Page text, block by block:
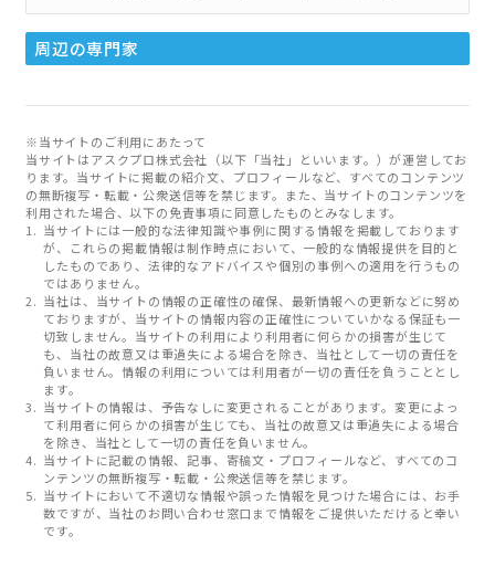
周辺の専門家
※当サイトのご利用にあたって
当サイトはアスクプロ株式会社（以下「当社」といいます。）が運営してお
ります。当サイトに掲載の紹介文、プロフィールなど、すべてのコンテンツ
の無断複写・転載・公衆送信等を禁じます。また、当サイトのコンテンツを
利用された場合、以下の免責事項に同意したものとみなします。
当サイトには一般的な法律知識や事例に関する情報を掲載しております
が、これらの掲載情報は制作時点において、一般的な情報提供を目的と
したものであり、法律的なアドバイスや個別の事例への適用を行うもの
ではありません。
当社は、当サイトの情報の正確性の確保、最新情報への更新などに努め
ておりますが、当サイトの情報内容の正確性についていかなる保証も一
切致しません。当サイトの利用により利用者に何らかの損害が生じて
も、当社の故意又は重過失による場合を除き、当社として一切の責任を
負いません。情報の利用については利用者が一切の責任を負うこととし
ます。
当サイトの情報は、予告なしに変更されることがあります。変更によっ
て利用者に何らかの損害が生じても、当社の故意又は重過失による場合
を除き、当社として一切の責任を負いません。
当サイトに記載の情報、記事、寄稿文・プロフィールなど、すべてのコ
ンテンツの無断複写・転載・公衆送信等を禁じます。
当サイトにおいて不適切な情報や誤った情報を見つけた場合には、お手
数ですが、当社のお問い合わせ窓口まで情報をご提供いただけると幸い
です。